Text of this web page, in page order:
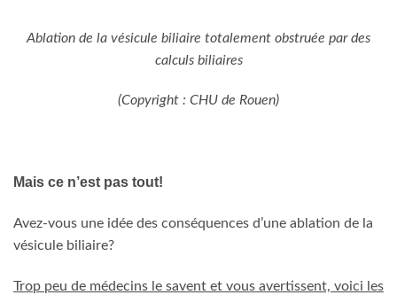
Ablation de la vésicule biliaire totalement obstruée par des
calculs biliaires
(Copyright : CHU de Rouen)
Mais ce n’est pas tout!
Avez-vous une idée des conséquences d’une ablation de la
vésicule biliaire?
Trop peu de médecins le savent et vous avertissent, voici les